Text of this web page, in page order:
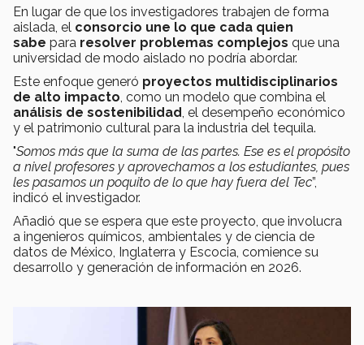
En lugar de que los investigadores trabajen de forma
aislada, el consorcio une lo que cada quien
sabe para resolver problemas complejos que una
universidad de modo aislado no podría abordar.
Este enfoque generó proyectos multidisciplinarios
de alto impacto , como un modelo que combina el
análisis de sostenibilidad , el desempeño económico
y el patrimonio cultural para la industria del tequila.
"Somos más que la suma de las partes. Ese es el propósito
a nivel profesores y aprovechamos a los estudiantes, pues
les pasamos un poquito de lo que hay fuera del Tec”,
indicó el investigador.
Añadió que se espera que este proyecto, que involucra
a ingenieros químicos, ambientales y de ciencia de
datos de México, Inglaterra y Escocia, comience su
desarrollo y generación de información en 2026.